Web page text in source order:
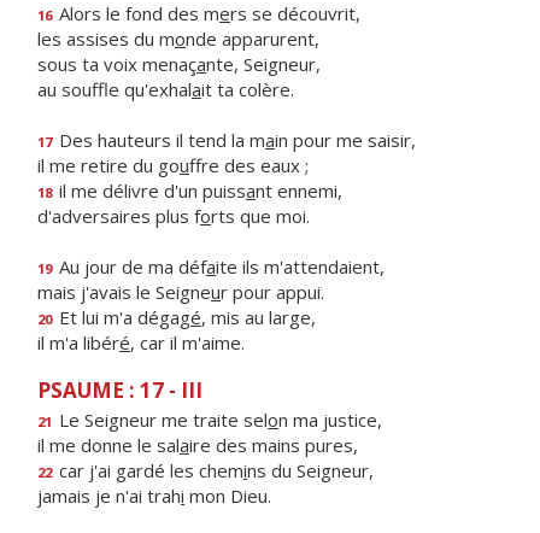
16 Alors le fond des mers se découvrit,
les assises du monde apparurent,
sous ta voix menaçante, Seigneur,
au souffle qu'exhalait ta colère.
17 Des hauteurs il tend la main pour me saisir,
il me retire du gouffre des eaux ;
18 il me délivre d'un puissant ennemi,
d'adversaires plus forts que moi.
19 Au jour de ma défaite ils m'attendaient,
mais j'avais le Seigneur pour appui.
20 Et lui m'a dégagé, mis au large,
il m'a libéré, car il m'aime.
PSAUME : 17 - III
21 Le Seigneur me traite selon ma justice,
il me donne le salaire des mains pures,
22 car j'ai gardé les chemins du Seigneur,
jamais je n'ai trahi mon Dieu.